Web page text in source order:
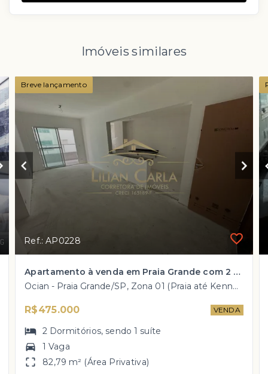
Imóveis similares
Breve lançamento
Ref.: AP0228
Apartamento à venda em Praia Grande com 2 dorm, 1 suíte, sacada com vista mar por R$ 475 mil
Ocian - Praia Grande/SP, Zona 01 (Praia até Kennedy)
R$475.000 VENDA
2 Dormitórios, sendo1 suíte
1 Vaga
82,79 m² (Área Privativa)